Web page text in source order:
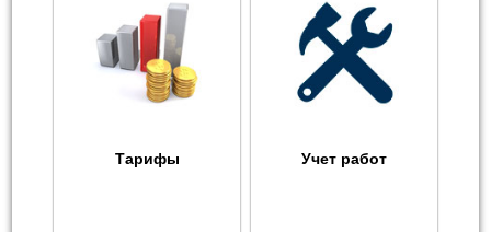
Тарифы Учет работ